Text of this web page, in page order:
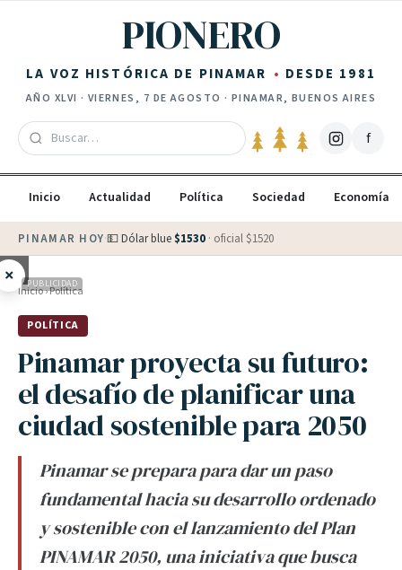
PIONERO
LA VOZ HISTÓRICA DE PINAMAR DESDE 1981
AÑO XLVI · VIERNES, 7 DE AGOSTO · PINAMAR, BUENOS AIRES
f
Inicio Actualidad Política Sociedad Economía
PINAMAR HOY·💵 Dólar blue $1530 · oficial $1520
× PUBLICIDAD
Inicio›Política
POLÍTICA
Pinamar proyecta su futuro:
el desafío de planificar una
ciudad sostenible para 2050
Pinamar se prepara para dar un paso
fundamental hacia su desarrollo ordenado
y sostenible con el lanzamiento del Plan
PINAMAR 2050, una iniciativa que busca